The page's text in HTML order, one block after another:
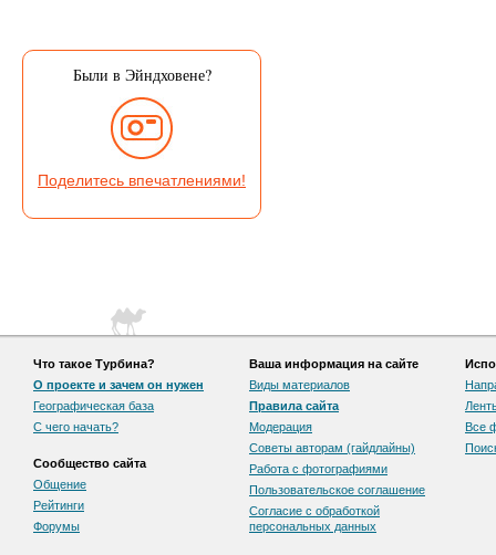
Были в Эйндховене?
Поделитесь впечатлениями!
Что такое Турбина?
О проекте и зачем он нужен
Географическая база
С чего начать?
Сообщество сайта
Общение
Рейтинги
Форумы
Ваша информация на сайте
Виды материалов
Правила сайта
Модерация
Советы авторам (гайдлайны)
Работа с фотографиями
Пользовательскоe соглашение
Согласие с обработкой
персональных данных
Все